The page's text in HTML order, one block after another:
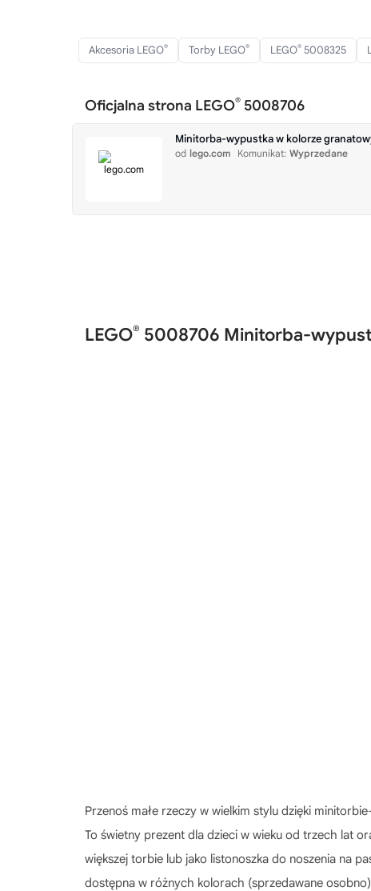
Akcesoria LEGO® Torby LEGO® LEGO® 5008325
Oficjalna strona LEGO® 5008706
Minitorba-wypustka w kolorze
od lego.com Komunikat: Wyprzedane
LEGO® 5008706 Minitorba-
Przenoś małe rzeczy w wielkim stylu dzięki
To świetny prezent dla dzieci w wieku od trzech lat
większej torbie lub jako listonoszka do noszenia na
dostępna w różnych kolorach (sprzedawane